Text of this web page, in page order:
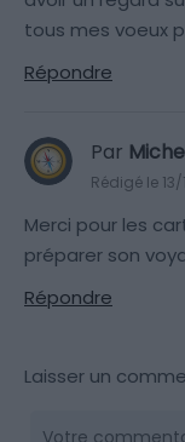
tous mes voeux
Répondre
Par
Rédigé le
Merci pour les
préparer son
Répondre
Laisser un